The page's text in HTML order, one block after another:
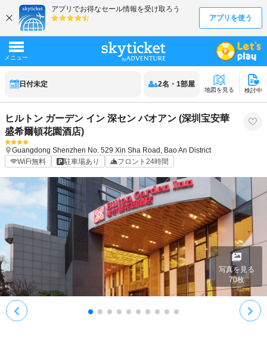
日付未定 2名 ・ 1部屋
地図を見る 検討中
ヒルトン ガーデン イン 深セン バオアン (深圳宝安華
盛希爾頓花園酒店)
Guangdong Shenzhen No. 529 Xin Sha Road, Bao An District
WiFi無料
駐車場あり フロント24時間
写真を見る
70枚